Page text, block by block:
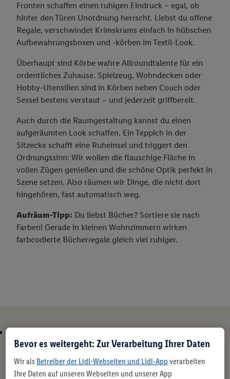
Fronten schaffen einen ruhigen Eindruck – egal, ob
hinter den Türen Unordnung herrscht. Liebst du offene
Regale, verschwindet Krimskrams einfach in hübschen
Aufbewahrungsboxen und -körben im Textil-Look.
Überhaupt sind Körbe wahre Allroundtalente für ein
ordentliches Zuhause. Spielzeug, Wohndecken oder
Hobby-Utensilien sind in Körben neben Couch oder
Sessel bestens verstaut – und jederzeit griffbereit.
Auch durch die Raumgestaltung kannst du einen
aufgeräumten Look schaffen. Ein Teppich in der
Sitzecke schafft eine Ruheinsel und triggert den
Ordnungssinn: Wir wollen die flauschige Fläche in
vollen Zügen genießen und die schöne Optik perfekt in
Szene setzen. Also räumen wir Dinge, die nicht dort
hingehören, fast automatisch weg.
Aufräum-Tipp: Du liebst Bücher? Sortiere sie nach
Farben! Gerade in kleinen Wohnzimmern wirken
farbcodierte Bücherregale gleich viel ruhiger.
Bevor es weitergeht: Zur Verarbeitung Ihrer Daten
Wir als Betreiber der Lidl-Webseiten und Lidl-App verarbeiten
Ihre Daten auf unseren Webseiten und unserer App